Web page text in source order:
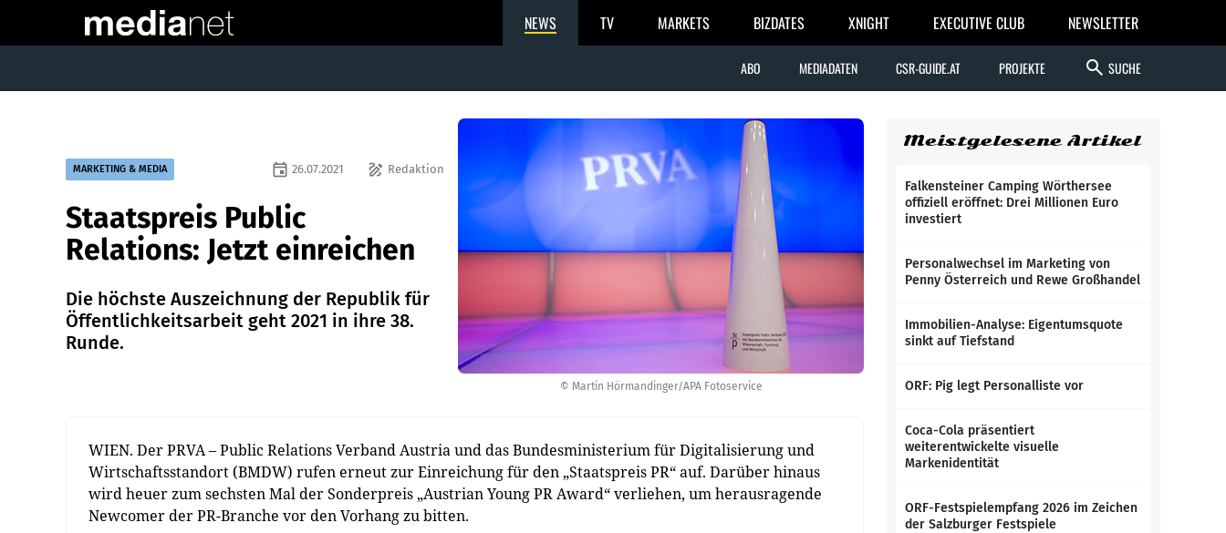
NEWS TV MARKETS BIZDATES XNIGHT EXECUTIVE CLUB NEWSLETTER
ABO MEDIADATEN CSR-GUIDE.AT PROJEKTE search SUCHE
© Martin Hörmandinger/APA Fotoservice
MARKETING & MEDIA draw Redaktion
event 26.07.2021
Staatspreis Public
Relations: Jetzt einreichen
Die höchste Auszeichnung der Republik für
Öffentlichkeitsarbeit geht 2021 in ihre 38.
Runde.
WIEN. Der PRVA – Public Relations Verband Austria und das Bundesministerium für Digitalisierung und
Wirtschaftsstandort (BMDW) rufen erneut zur Einreichung für den „Staatspreis PR“ auf. Darüber hinaus
wird heuer zum sechsten Mal der Sonderpreis „Austrian Young PR Award“ verliehen, um herausragende
Newcomer der PR-Branche vor den Vorhang zu bitten.
Meistgelesene Artikel
Falkensteiner Camping Wörthersee
offiziell eröffnet: Drei Millionen Euro
investiert
Personalwechsel im Marketing von
Penny Österreich und Rewe Großhandel
Immobilien-Analyse: Eigentumsquote
sinkt auf Tiefstand
ORF: Pig legt Personalliste vor
Coca-Cola präsentiert
weiterentwickelte visuelle
Markenidentität
ORF-Festspielempfang 2026 im Zeichen
der Salzburger Festspiele